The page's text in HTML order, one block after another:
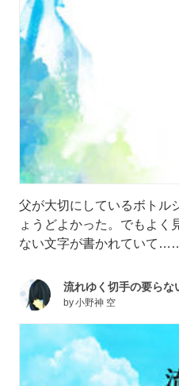
父が大切にしているボトル
ょうどよかった。でもよく
ない文字が書かれていて
流れゆく切手の要らな
by小野神 空